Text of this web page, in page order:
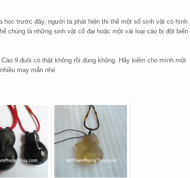
học trước đây, người ta phát hiện thi thể một số sinh vật có hình
chúng là những sinh vật cổ đại hoặc một vài loại cáo bị đột biến
9 đuôi có thật không rồi đúng không. Hãy kiếm cho mình một
may mắn nhé